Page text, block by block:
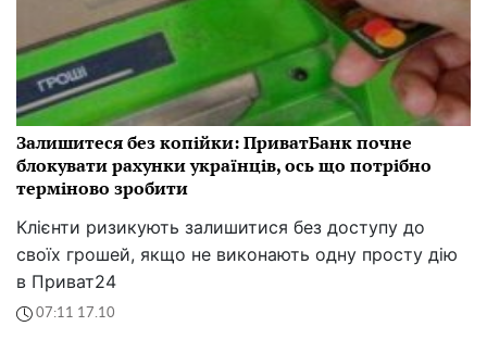
Залишитеся без копійки: ПриватБанк почне
блокувати рахунки українців, ось що потрібно
терміново зробити
Клієнти ризикують залишитися без доступу до
своїх грошей, якщо не виконають одну просту дію
в Приват24
07:11 17.10